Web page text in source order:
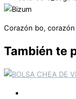
Corazón bo,
También te